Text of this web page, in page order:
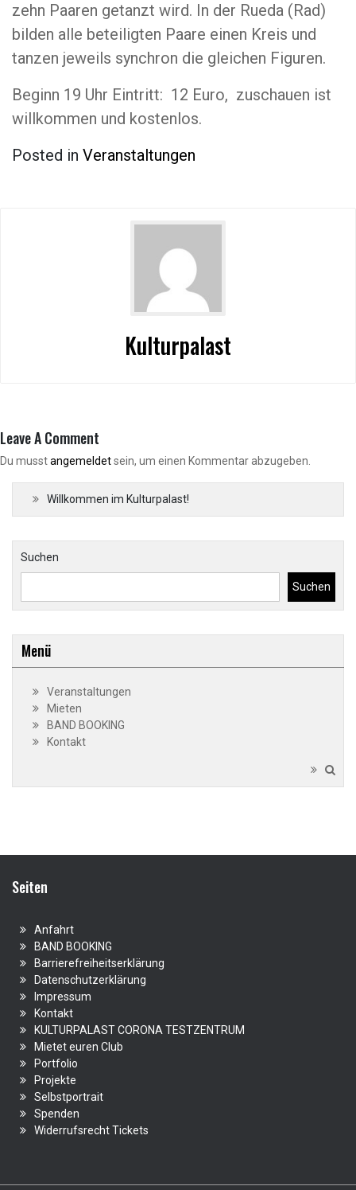
zehn Paaren getanzt wird. In der Rueda (Rad)
bilden alle beteiligten Paare einen Kreis und
tanzen jeweils synchron die gleichen Figuren.
Beginn 19 Uhr Eintritt: 12 Euro, zuschauen ist
willkommen und kostenlos.
Posted in Veranstaltungen
Kulturpalast
Leave A Comment
Du musstangemeldetsein, um einen Kommentar abzugeben.
Willkommen im Kulturpalast!
Suchen
Suchen
Menü
Veranstaltungen
Mieten
BAND BOOKING
Kontakt
Seiten
Anfahrt
BAND BOOKING
Barrierefreiheitserklärung
Datenschutzerklärung
Impressum
Kontakt
KULTURPALAST CORONA TESTZENTRUM
Mietet euren Club
Portfolio
Projekte
Selbstportrait
Spenden
Widerrufsrecht Tickets